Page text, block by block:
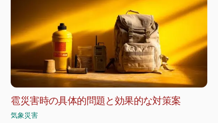
雹災害時の具体的問題と効果的な対策案
気象災害